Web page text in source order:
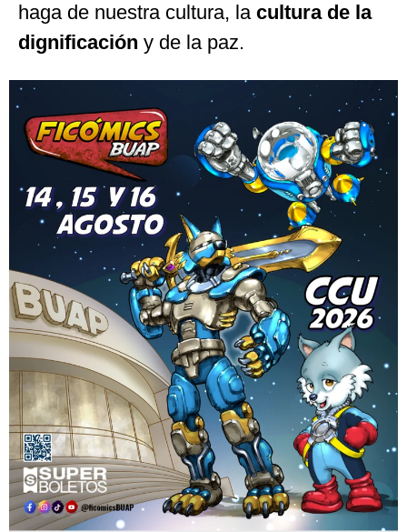
haga de nuestra cultura, la cultura de la
dignificación y de la paz.